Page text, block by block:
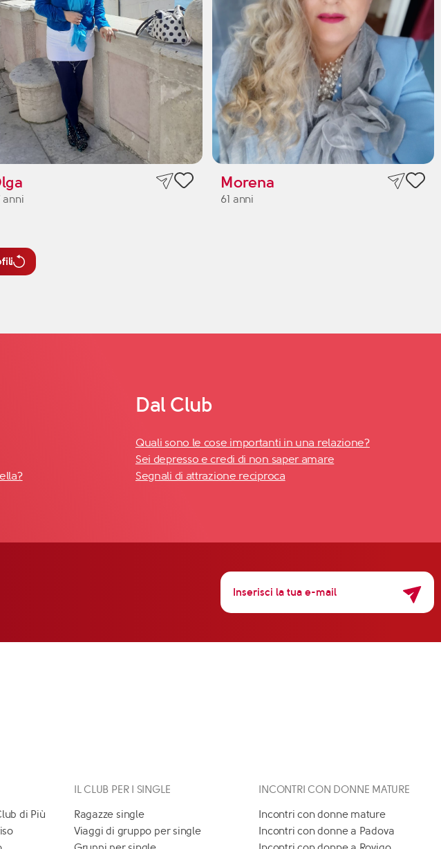
anni
Morena
61 anni
Dal Club
Quali sono le cose importanti in una relazione?
Sei depresso e credi di non saper amare
Segnali di attrazione reciproca
di Più
IL CLUB PER I SINGLE
Ragazze single
Viaggi di gruppo per single
INCONTRI CON DONNE MATURE
Incontri con donne mature
Incontri con donne a Padova